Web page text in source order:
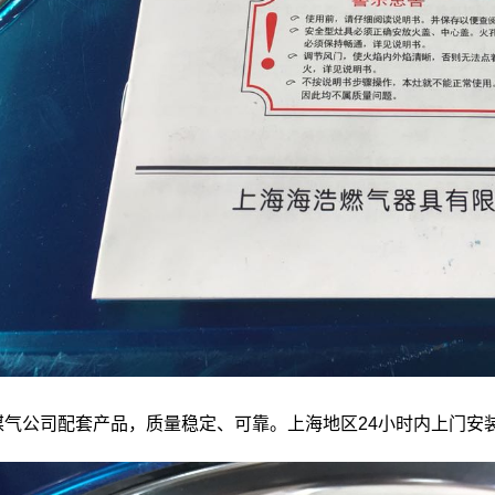
气公司配套产品，质量稳定、可靠。上海地区24小时内上门安